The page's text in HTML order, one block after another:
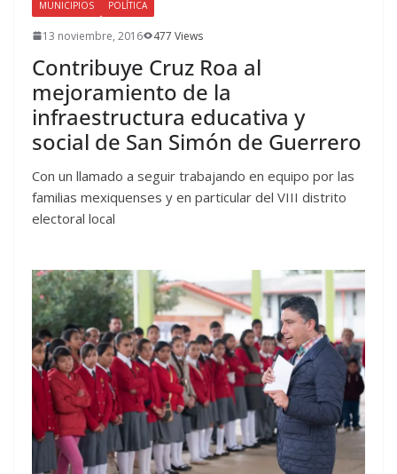
MUNICIPIOS POLÍTICA
13 noviembre, 2016 477 Views
Contribuye Cruz Roa al
mejoramiento de la
infraestructura educativa y
social de San Simón de Guerrero
Con un llamado a seguir trabajando en equipo por las
familias mexiquenses y en particular del VIII distrito
electoral local